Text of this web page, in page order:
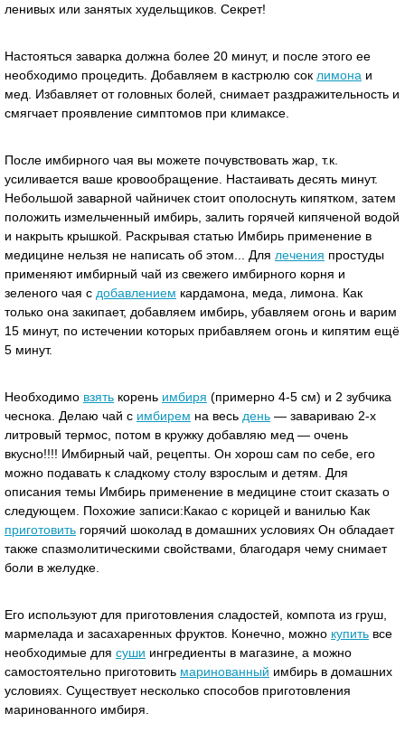
ленивых или занятых худельщиков. Секрет!
Настояться заварка должна более 20 минут, и после этого ее
необходимо процедить. Добавляем в кастрюлю сок лимона и
мед. Избавляет от головных болей, снимает раздражительность и
смягчает проявление симптомов при климаксе.
После имбирного чая вы можете почувствовать жар, т.к.
усиливается ваше кровообращение. Настаивать десять минут.
Небольшой заварной чайничек стоит ополоснуть кипятком, затем
положить измельченный имбирь, залить горячей кипяченой водой
и накрыть крышкой. Раскрывая статью Имбирь применение в
медицине нельзя не написать об этом... Для лечения простуды
применяют имбирный чай из свежего имбирного корня и
зеленого чая с добавлением кардамона, меда, лимона. Как
только она закипает, добавляем имбирь, убавляем огонь и варим
15 минут, по истечении которых прибавляем огонь и кипятим ещё
5 минут.
Необходимо взять корень имбиря (примерно 4-5 см) и 2 зубчика
чеснока. Делаю чай с имбирем на весь день — завариваю 2-х
литровый термос, потом в кружку добавляю мед — очень
вкусно!!!! Имбирный чай, рецепты. Он хорош сам по себе, его
можно подавать к сладкому столу взрослым и детям. Для
описания темы Имбирь применение в медицине стоит сказать о
следующем. Похожие записи:Какао с корицей и ванилью Как
приготовить горячий шоколад в домашних условиях Он обладает
также спазмолитическими свойствами, благодаря чему снимает
боли в желудке.
Его используют для приготовления сладостей, компота из груш,
мармелада и засахаренных фруктов. Конечно, можно купить все
необходимые для суши ингредиенты в магазине, а можно
самостоятельно приготовить маринованный имбирь в домашних
условиях. Существует несколько способов приготовления
маринованного имбиря.